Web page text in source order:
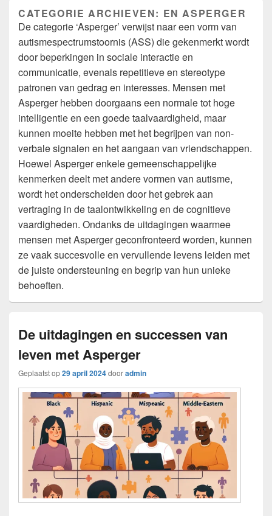
CATEGORIE ARCHIEVEN: EN ASPERGER
De categorie ‘Asperger’ verwijst naar een vorm van
autismespectrumstoornis (ASS) die gekenmerkt wordt
door beperkingen in sociale interactie en
communicatie, evenals repetitieve en stereotype
patronen van gedrag en interesses. Mensen met
Asperger hebben doorgaans een normale tot hoge
intelligentie en een goede taalvaardigheid, maar
kunnen moeite hebben met het begrijpen van non-
verbale signalen en het aangaan van vriendschappen.
Hoewel Asperger enkele gemeenschappelijke
kenmerken deelt met andere vormen van autisme,
wordt het onderscheiden door het gebrek aan
vertraging in de taalontwikkeling en de cognitieve
vaardigheden. Ondanks de uitdagingen waarmee
mensen met Asperger geconfronteerd worden, kunnen
ze vaak succesvolle en vervullende levens leiden met
de juiste ondersteuning en begrip van hun unieke
behoeften.
De uitdagingen en successen van
leven met Asperger
Geplaatst op29 april 2024dooradmin